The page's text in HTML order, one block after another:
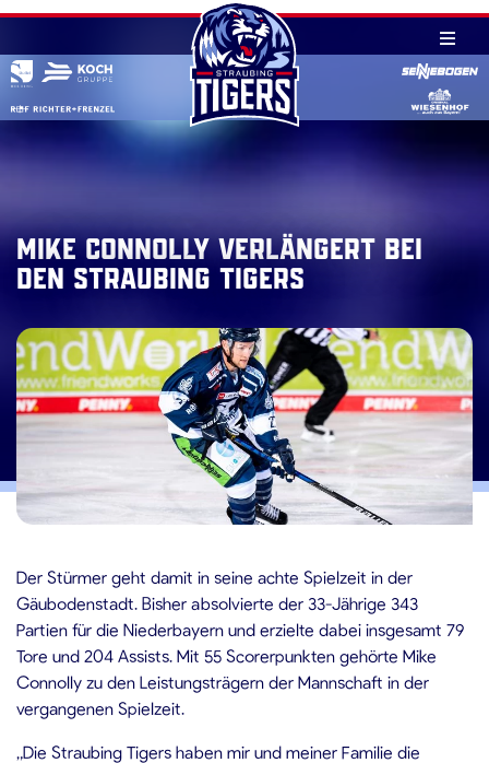
Skip
content
Mike Connolly verlängert bei
den Straubing Tigers
Der Stürmer geht damit in seine achte Spielzeit in der
Gäubodenstadt. Bisher absolvierte der 33-Jährige 343
Partien für die Niederbayern und erzielte dabei insgesamt 79
Tore und 204 Assists. Mit 55 Scorerpunkten gehörte Mike
Connolly zu den Leistungsträgern der Mannschaft in der
vergangenen Spielzeit.
„Die Straubing Tigers haben mir und meiner Familie die